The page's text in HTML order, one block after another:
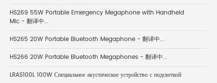
HS269 55W Portable Emergency Megaphone with Handheld
Mic - 翻译中...
HS265 20W Portable Bluetooth Megaphone - 翻译中...
HS266 20W Portable Bluetooth Megaphones - 翻译中...
LRAS100L 100W Специальное акустическое устройство с подсветкой